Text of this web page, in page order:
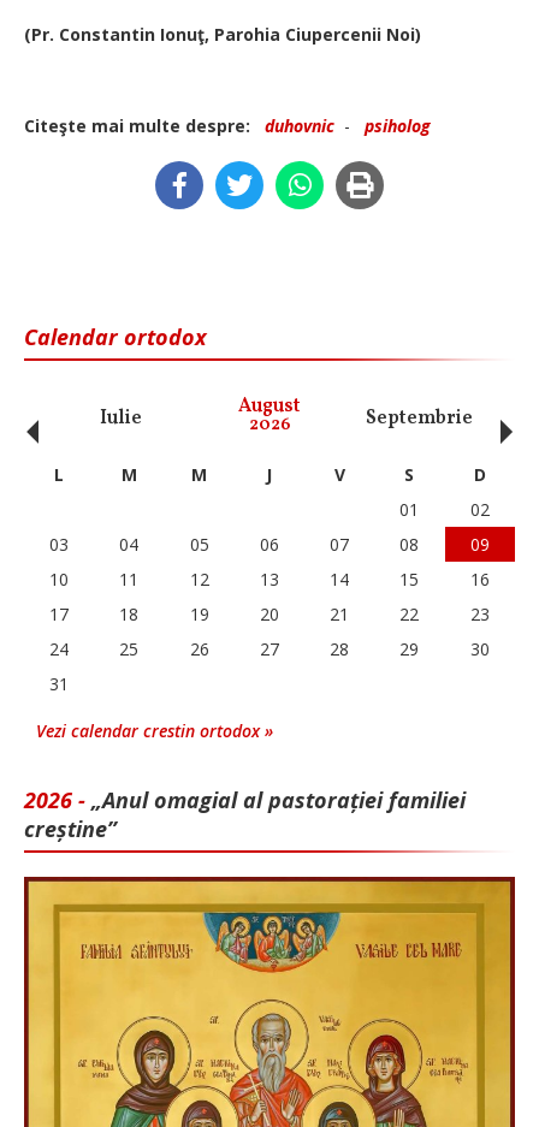
(Pr. Constantin Ionuţ, Parohia Ciupercenii Noi)
Citeşte mai multe despre: duhovnic - psiholog
Calendar ortodox
Iulie August
2026 Septembrie
‹ L M M J V S
D
01
02
03
04 05 06 07 08
09
10
11 12 13 14 15
16
17
18 19 20 21 22
23
24
25 26 27 28 29
30
31
Vezi calendar crestin ortodox »
2026 - „Anul omagial al pastorației familiei
creștine”